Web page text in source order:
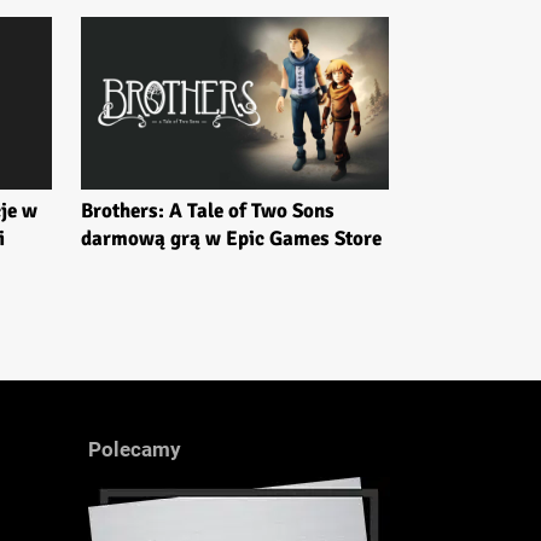
w
Brothers: A Tale of Two Sons
darmową grą w Epic Games Store
Polecamy